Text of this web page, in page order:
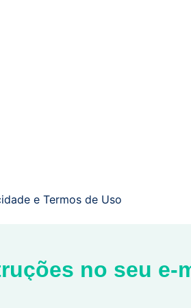
e Termos de Uso
no seu e-